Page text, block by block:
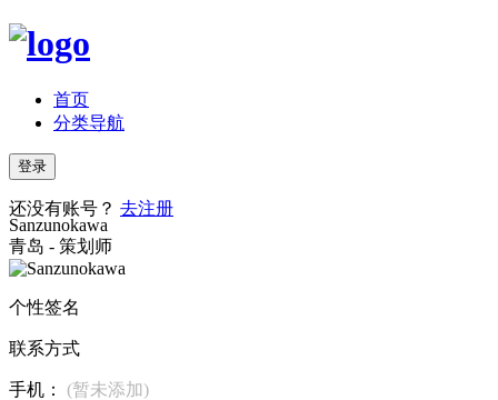
首页
分类导航
登录
还没有账号？ 去注册
Sanzunokawa
青岛 - 策划师
个性签名
联系方式
手机： (暂未添加)